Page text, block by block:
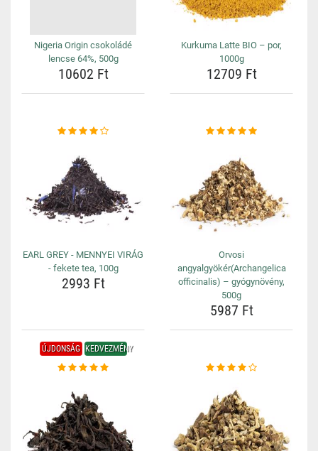
Nigeria Origin csokoládé
lencse 64%, 500g
10602 Ft
Kurkuma Latte BIO – por,
1000g
12709 Ft
EARL GREY - MENNYEI VIRÁG
- fekete tea, 100g
2993 Ft
Orvosi
angyalgyökér(Archangelica
officinalis) – gyógynövény,
500g
5987 Ft
ÚJDONSÁG KEDVEZMÉNY